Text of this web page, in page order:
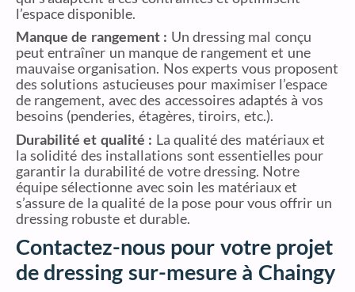
l’espace disponible.
Manque de rangement : Un dressing mal conçu
peut entraîner un manque de rangement et une
mauvaise organisation. Nos experts vous proposent
des solutions astucieuses pour maximiser l’espace
de rangement, avec des accessoires adaptés à vos
besoins (penderies, étagères, tiroirs, etc.).
Durabilité et qualité : La qualité des matériaux et
la solidité des installations sont essentielles pour
garantir la durabilité de votre dressing. Notre
équipe sélectionne avec soin les matériaux et
s’assure de la qualité de la pose pour vous offrir un
dressing robuste et durable.
Contactez-nous pour votre projet
de dressing sur-mesure à Chaingy